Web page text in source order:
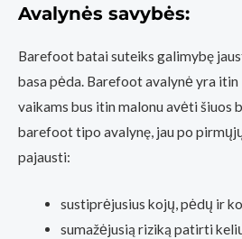
Avalynės savybės:
Barefoot batai suteiks galimybę
basa pėda. Barefoot avalynė yra
vaikams bus itin malonu avėti šiuos
barefoot tipo avalynę, jau po
pajausti:
sustiprėjusius kojų, pėdų ir
sumažėjusią riziką patirti